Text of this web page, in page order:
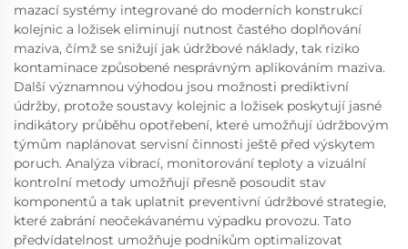
mazací systémy integrované do moderních konstrukcí
kolejnic a ložisek eliminují nutnost častého doplňování
maziva, čímž se snižují jak údržbové náklady, tak riziko
kontaminace způsobené nesprávným aplikováním maziva.
Další významnou výhodou jsou možnosti prediktivní
údržby, protože soustavy kolejnic a ložisek poskytují jasné
indikátory průběhu opotřebení, které umožňují údržbovým
týmům naplánovat servisní činnosti ještě před výskytem
poruch. Analýza vibrací, monitorování teploty a vizuální
kontrolní metody umožňují přesně posoudit stav
komponentů a tak uplatnit preventivní údržbové strategie,
které zabrání neočekávanému výpadku provozu. Tato
předvídatelnost umožňuje podnikům optimalizovat